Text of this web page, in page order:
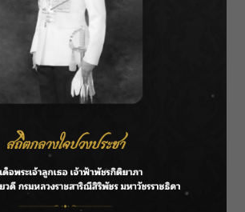
& Streaming
(คืนเปลี่ยนชีวิต)” จาก
กระแสแรงขึ้นอันดับ 1 ใน
ไทยกลับมาเป็นที่พูดถึงอีกครั้ง
นรัก! “เฮียเกล้า–ศิ” เปิดตัวสะใภ้สุด
Romance EP.4